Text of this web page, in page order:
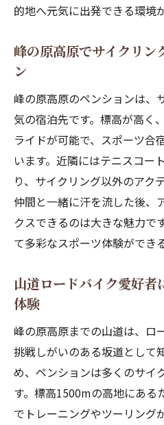
的地へ元気に出発できる環境
峰の原高原でサイクリン
ン
峰の原高原のペンションは、
気の宿泊先です。標高が高く
ライドが可能で、スポーツ合
います。近隣にはテニスコー
り、サイクリング以外のアク
仲間と一緒に汗を流した後、
クスできるのは大きな魅力で
て多彩なスポーツ体験ができ
山道ロードバイク愛好者
体験
峰の原高原までの山道は、ロ
挑戦しがいのある坂道として
め、ペンションは多くのサイ
す。標高1500mの高地にある
でトレーニングやツーリング